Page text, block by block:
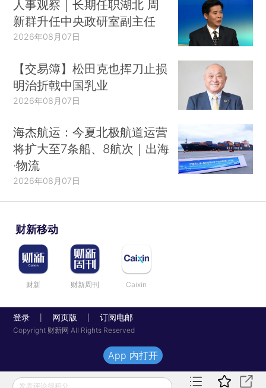
人事观察｜长期任职湖北 周
新群升任中央政研室副主任
2026年08月07日
【交易簿】松田克也挥刀止损
明治折戟中国乳业
2026年08月07日
海杰航运：今夏北极航道运营
将扩大至7条船、8航次｜出海
·物流
2026年08月07日
财新移动
财新 财新周刊 Caixin
登录 网页版 订阅电邮
Copyright 财新网 All Rights Reserved
发表评论得积分
App 内打开